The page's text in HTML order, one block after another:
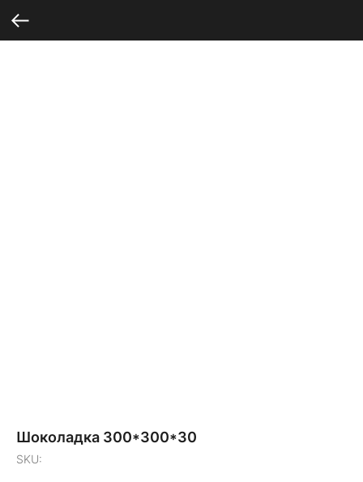
Шоколадка 300*300*30
SKU: